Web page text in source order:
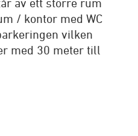
/ kontor med WC
vilken
med 30 meter till